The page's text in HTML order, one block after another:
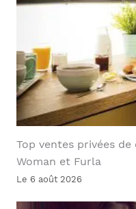
Top ventes privées
Woman et Furla
Le 6 août 2026